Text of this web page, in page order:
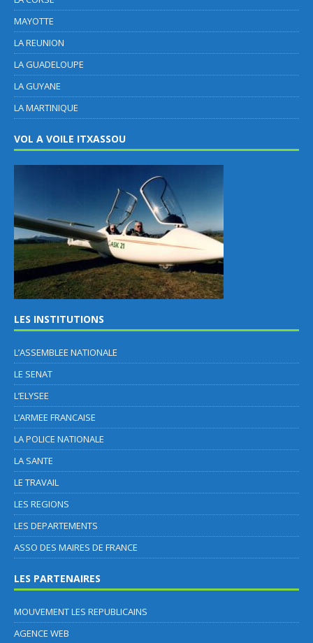
MAYOTTE
LA REUNION
LA GUADELOUPE
LA GUYANE
LA MARTINIQUE
VOL A VOILE ITXASSOU
LES INSTITUTIONS
L’ASSEMBLEE NATIONALE
LE SENAT
L’ELYSEE
L’ARMEE FRANCAISE
LA POLICE NATIONALE
LA SANTE
LE TRAVAIL
LES REGIONS
LES DEPARTEMENTS
ASSO DES MAIRES DE FRANCE
LES PARTENAIRES
MOUVEMENT LES REPUBLICAINS
AGENCE WEB